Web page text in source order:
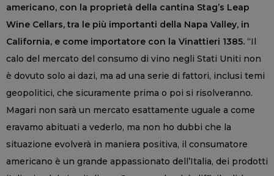
americano, con la proprietà della cantina Stag’s Leap
Wine Cellars, tra le più importanti della Napa Valley, in
California, e come importatore con la Vinattieri 1385. “Il
calo del mercato del consumo di vino negli Stati Uniti non
è dovuto solo ai dazi, ma ad una serie di fattori, inclusi temi
geopolitici, che sicuramente prima o poi si risolveranno.
Magari non sarà un mercato esattamente uguale a come
eravamo abituati a vederlo, ma non ho dubbi che la
situazione evolverà in maniera positiva, il consumatore
americano è un grande appassionato dell’Italia, dei prodotti